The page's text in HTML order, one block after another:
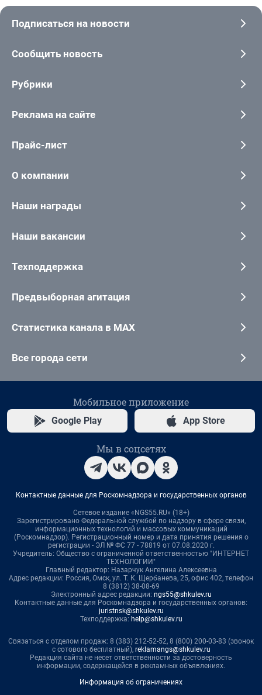
Подписаться на новости
Сообщить новость
Рубрики
Реклама на сайте
Прайс-лист
О компании
Наши награды
Наши вакансии
Техподдержка
Предвыборная агитация
Статистика канала в MAX
Все города сети
Мобильное приложение
Google Play App Store
Мы в соцсетях
Контактные данные для Роскомнадзора и государственных органов
Сетевое издание «NGS55.RU» (18+)
Зарегистрировано Федеральной службой по надзору в сфере связи,
информационных технологий и массовых коммуникаций
(Роскомнадзор). Регистрационный номер и дата принятия решения о
регистрации - ЭЛ № ФС 77 - 78819 от 07.08.2020 г.
Учредитель: Общество с ограниченной ответственностью "ИНТЕРНЕТ
ТЕХНОЛОГИИ"
Главный редактор: Назарчук Ангелина Алексеевна
Адрес редакции: Россия, Омск, ул. Т. К. Щербанева, 25, офис 402, телефон
8 (3812) 38-08-69
Электронный адрес редакции: ngs55@shkulev.ru
Контактные данные для Роскомнадзора и государственных органов:
juristnsk@shkulev.ru
Техподдержка: help@shkulev.ru
Связаться с отделом продаж: 8 (383) 212-52-52, 8 (800) 200-03-83 (звонок
с сотового бесплатный), reklamangs@shkulev.ru
Редакция сайта не несет ответственности за достоверность
информации, содержащейся в рекламных объявлениях.
Информация об ограничениях